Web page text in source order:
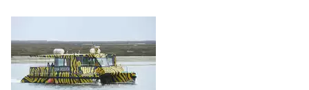
V
Fahrgastschiffe
A